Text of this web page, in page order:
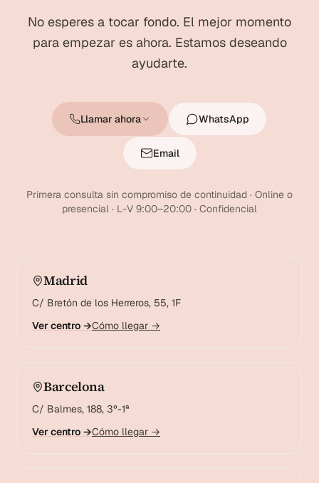
No esperes a tocar fondo. El mejor momento
para empezar es ahora. Estamos deseando
ayudarte.
Llamar ahora WhatsApp
Email
Primera consulta sin compromiso de continuidad · Online o
presencial · L-V 9:00–20:00 · Confidencial
Madrid
C/ Bretón de los Herreros, 55, 1F
Ver centro →Cómo llegar →
Barcelona
C/ Balmes, 188, 3º-1ª
Ver centro →Cómo llegar →